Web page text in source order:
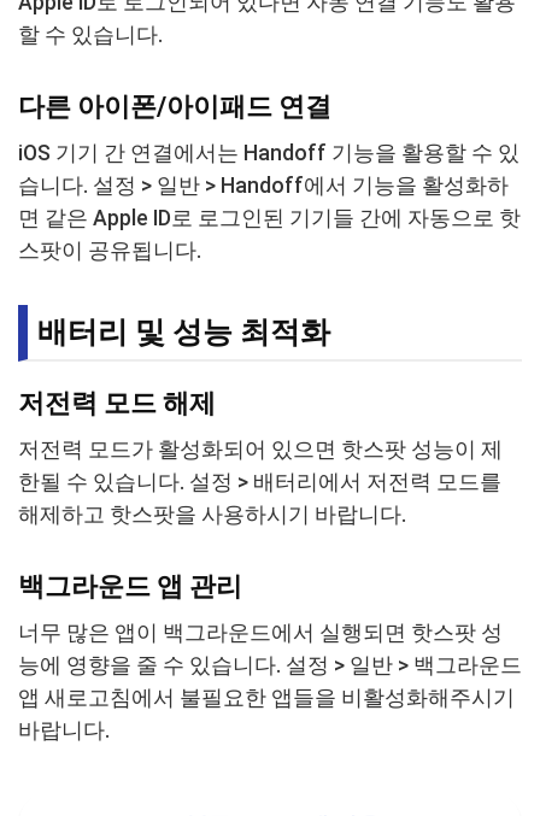
할 수 있습니다.
다른 아이폰/아이패드 연결
iOS 기기 간 연결에서는 Handoff 기능을 활용할 수 있
습니다. 설정 > 일반 > Handoff에서 기능을 활성화하
면 같은 Apple ID로 로그인된 기기들 간에 자동으로 핫
스팟이 공유됩니다.
배터리 및 성능 최적화
저전력 모드 해제
저전력 모드가 활성화되어 있으면 핫스팟 성능이 제
한될 수 있습니다. 설정 > 배터리에서 저전력 모드를
해제하고 핫스팟을 사용하시기 바랍니다.
백그라운드 앱 관리
너무 많은 앱이 백그라운드에서 실행되면 핫스팟 성
능에 영향을 줄 수 있습니다. 설정 > 일반 > 백그라운드
앱 새로고침에서 불필요한 앱들을 비활성화해주시기
바랍니다.